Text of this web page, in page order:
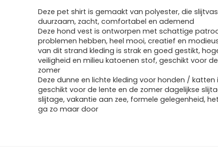
Deze pet shirt is gemaakt van polyester, die
duurzaam, zacht, comfortabel en ademend
Deze hond vest is ontworpen met schattige
problemen hebben, heel mooi, creatief en
van dit strand kleding is strak en goed gestikt,
veiligheid en milieu katoenen stof, geschikt voor
zomer
Deze dunne en lichte kleding voor honden / katten
geschikt voor de lente en de zomer dagelijkse
slijtage, vakantie aan zee, formele gelegenheid,
ga zo maar door